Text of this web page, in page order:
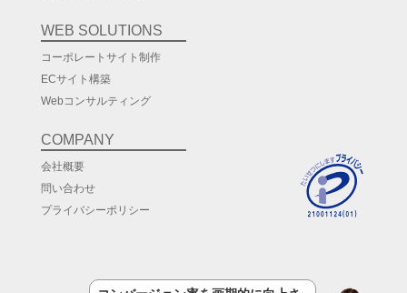
WEB SOLUTIONS
コーポレートサイト制作
ECサイト構築
Webコンサルティング
COMPANY
会社概要
問い合わせ
プライバシーポリシー